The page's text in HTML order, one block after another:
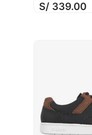
S/ 339.00